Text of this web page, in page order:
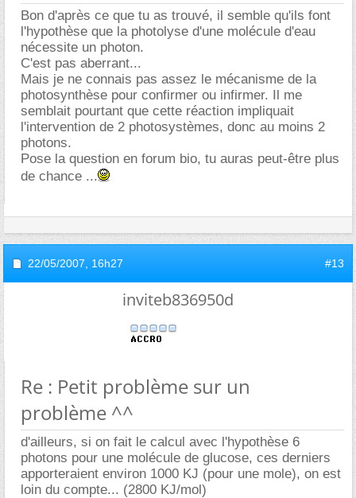
Bon d'après ce que tu as trouvé, il semble qu'ils font
l'hypothèse que la photolyse d'une molécule d'eau
nécessite un photon.
C'est pas aberrant...
Mais je ne connais pas assez le mécanisme de la
photosynthèse pour confirmer ou infirmer. Il me
semblait pourtant que cette réaction impliquait
l'intervention de 2 photosystèmes, donc au moins 2
photons.
Pose la question en forum bio, tu auras peut-être plus
de chance ...
22/05/2007, 16h27 #13
inviteb836950d
Re : Petit problème sur un
problème ^^
d'ailleurs, si on fait le calcul avec l'hypothèse 6
photons pour une molécule de glucose, ces derniers
apporteraient environ 1000 KJ (pour une mole), on est
loin du compte... (2800 KJ/mol)